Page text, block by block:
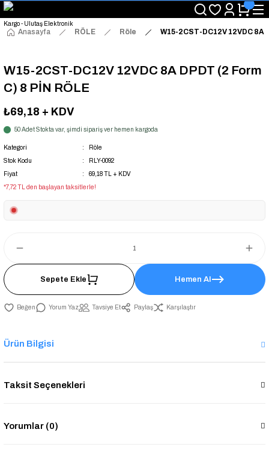
"Saat 14:00'a Kadar Verilen Siparişlerde Aynı Gün Kargo Avantajı!
"Binlerce Ürün Çeşitliliği ile Stoktan Hemen Teslim."
"Toptan Fiyatına Perakende Satış Avantajını Kaçırmayın!"
Anasayfa RÖLE Röle W15-2CST-DC12V 12VDC 8A
W15-2CST-DC12V 12VDC 8A DPDT (2 Form
C) 8 PİN RÖLE
₺69,18 + KDV
50 Adet Stokta var, şimdi sipariş ver hemen kargoda
Kategori
Röle
Stok Kodu
RLY-0092
Fiyat
69,18 TL + KDV
*7,72 TL den başlayan taksitlerle!
Sepete Ekle Hemen Al
Yorum Yaz Tavsiye Et Paylaş Karşılaştır
Ürün Bilgisi
Taksit Seçenekleri
Yorumlar (0)